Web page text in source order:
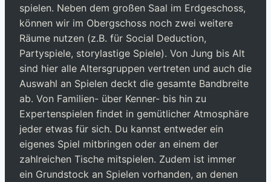
spielen. Neben dem großen Saal im Erdgeschoss,
können wir im Obergschoss noch zwei weitere
Räume nutzen (z.B. für Social Deduction,
Partyspiele, storylastige Spiele). Von Jung bis Alt
sind hier alle Altersgruppen vertreten und auch die
Auswahl an Spielen deckt die gesamte Bandbreite
ab. Von Familien- über Kenner- bis hin zu
Expertenspielen findet in gemütlicher Atmosphäre
jeder etwas für sich. Du kannst entweder ein
eigenes Spiel mitbringen oder an einem der
zahlreichen Tische mitspielen. Zudem ist immer
ein Grundstock an Spielen vorhanden, an denen